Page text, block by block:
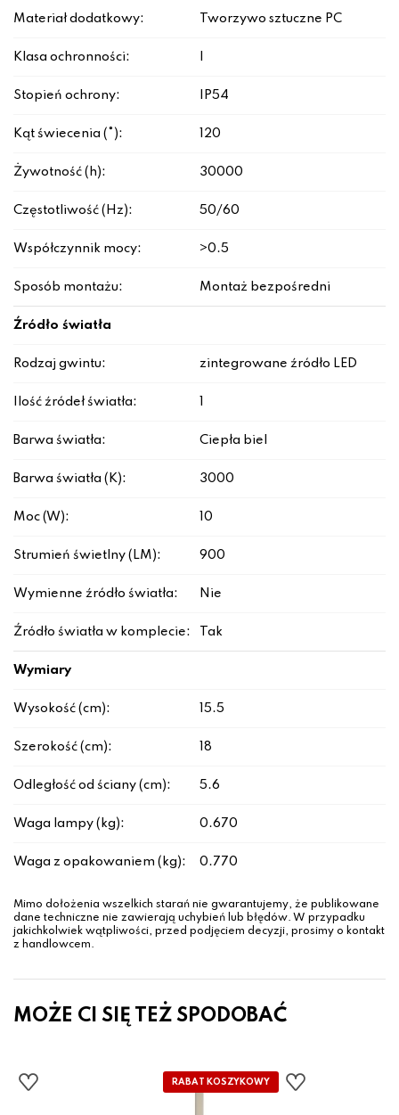
Materiał dodatkowy: Tworzywo sztuczne PC
Klasa ochronności:
Stopień ochrony: IP54
Kąt świecenia (°): 120
Żywotność (h): 30000
Częstotliwość (Hz): 50/60
Współczynnik mocy: >0.5
Sposób montażu: Montaż bezpośredni
Źródło światła
Rodzaj gwintu: zintegrowane źródło LED
Ilość źródeł światła:
Barwa światła: Ciepła biel
Barwa światła (K): 3000
Moc (W): 10
Strumień świetlny (LM): 900
Wymienne źródło światła: Nie
Źródło światła w komplecie: Tak
Wymiary
Wysokość (cm): 15.5
Szerokość (cm): 18
Odległość od ściany (cm): 5.6
Waga lampy (kg): 0.670
Waga z opakowaniem (kg): 0.770
Mimo dołożenia wszelkich starań nie gwarantujemy, że publikowane
dane techniczne nie zawierają uchybień lub błędów. W przypadku
jakichkolwiek wątpliwości, przed podjęciem decyzji, prosimy o kontakt
z handlowcem.
MOŻE CI SIĘ TEŻ SPODOBAĆ